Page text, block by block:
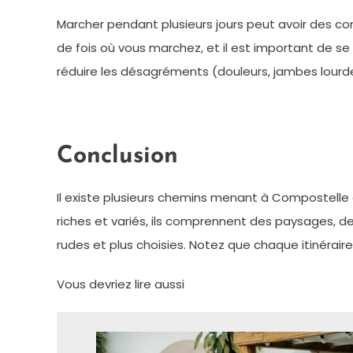
Marcher pendant plusieurs jours peut avoir des
de fois où vous marchez, et il est important de
réduire les désagréments (douleurs, jambes
Conclusion
Il existe plusieurs chemins menant à
riches et variés, ils comprennent des paysages,
rudes et plus choisies. Notez que chaque
Vous devriez lire aussi